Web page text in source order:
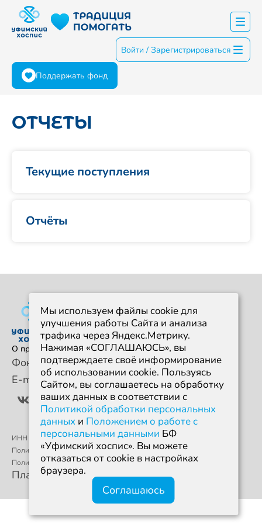
Поддержать фонд
Войти / Зарегистрироваться
ОТЧЕТЫ
Текущие поступления
Отчёты
О проекте События Новости Отчеты
Фонд +7 960 380 97 50
E-mailevent@ufahospice.ru
ИНН 0274950766 / ОГРН 1190280068494
Политика конфиденциальности
Политика обработки персональных данных
Платформа разработа на грант от Т-банка
Мы используем файлы cookie для
улучшения работы Сайта и анализа
трафика через Яндекс.Метрику.
Нажимая «СОГЛАШАЮСЬ», вы
подтверждаете своё информирование
об использовании cookie. Пользуясь
Сайтом, вы соглашаетесь на обработку
ваших данных в соответствии с
Политикой обработки персональных
данных и Положением о работе с
персональными данными БФ
«Уфимский хоспис». Вы можете
отказаться от cookie в настройках
браузера.
Соглашаюсь